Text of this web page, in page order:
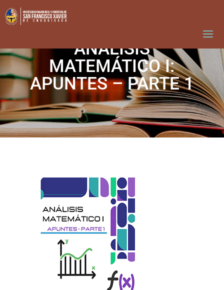
ANÁLISIS
MATEMÁTICO I:
APUNTES – PARTE 1